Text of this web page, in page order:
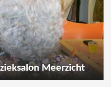
Meerzicht